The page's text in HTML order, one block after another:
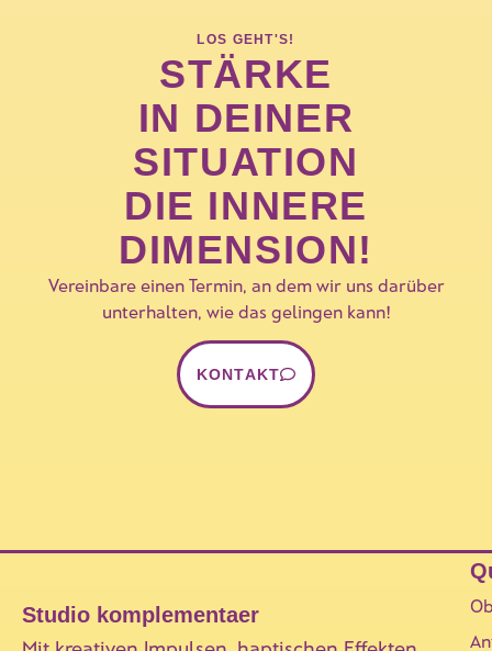
LOS GEHT'S!
STÄRKE
IN DEINER
SITUATION
DIE INNERE
DIMENSION!
Vereinbare einen Termin, an dem wir uns darüber
unterhalten, wie das gelingen kann!
KONTAKT
Studio komplementaer